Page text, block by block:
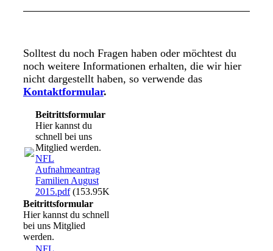
Solltest du noch Fragen haben oder möchtest du
noch weitere Informationen erhalten, die wir hier
nicht dargestellt haben, so verwende das
Kontaktformular.
Beitrittsformular
Hier kannst du
schnell bei uns
Mitglied werden.
NFL
Aufnahmeantrag
Familien August
2015.pdf(153.95KB)
Beitrittsformular
Hier kannst du schnell
bei uns Mitglied
werden.
NFL